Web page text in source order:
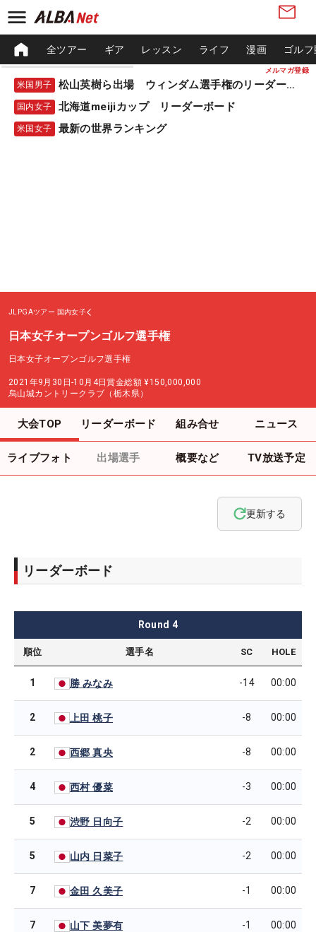
メルマガ登録
全ツアー ギア レッスン ライフ 漫画 ゴル
米国男子 松山英樹ら出場 ウィンダム選手権のリーダーボード
国内女子 北海道meijiカップ リーダーボード
米国女子 最新の世界ランキング
JLPGAツアー 国内女子
日本女子オープンゴルフ選手権
日本女子オープンゴルフ選手権
2021年9月30日-10月4日賞金総額 ¥150,000,000
烏山城カントリークラブ（栃木県）
大会TOP リーダーボード 組み合せ ニュース
ライブフォト 出場選手 概要など TV放送予定
更新する
リーダーボード
Round 4
順位 選手名 SC HOLE
1 勝 みなみ -14 00:00
2 上田 桃子 -8 00:00
2 西郷 真央 -8 00:00
4 西村 優菜 -3 00:00
5 渋野 日向子 -2 00:00
5 山内 日菜子 -2 00:00
7 金田 久美子 -1 00:00
7 山下 美夢有 -1 00:00